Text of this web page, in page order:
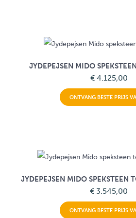
JYDEPEJSEN MIDO
€ 4.125,00
ONTVANG BESTE PRIJS
JYDEPEJSEN MIDO SPEKSTEEN
€ 3.545,00
ONTVANG BESTE PRIJS